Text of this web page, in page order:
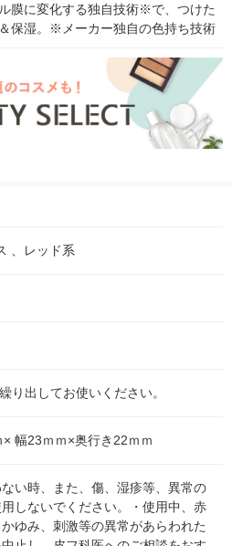
膜に変化する独自技術※で、つけた
保湿。※メーカー独自の色持ち技術
、レッド系
り出してお使いください。
幅23ｍｍ×奥行き22ｍｍ
ない時、また、傷、湿疹等、異常の
しないでください。・使用中、赤
ゆみ、刺激等の異常があらわれた